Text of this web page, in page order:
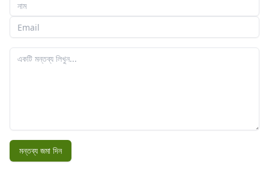
আপনার ইমেইল
আপনার মন্তব্য
মন্তব্য জমা দিন